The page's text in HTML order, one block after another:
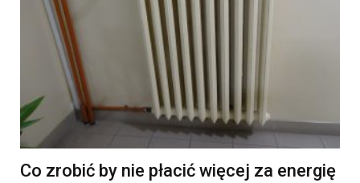
Co zrobić by nie płacić więcej za energię